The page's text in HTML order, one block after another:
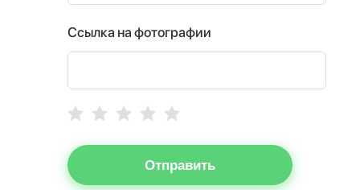
Ссылка на фотографии
Отправить